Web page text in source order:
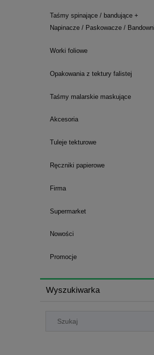
Taśmy spinające / bandujące +
Napinacze / Paskowacze /
Worki foliowe
Opakowania z tektury falistej
Taśmy malarskie maskujące
Akcesoria
Tuleje tekturowe
Ręczniki papierowe
Firma
Supermarket
Nowości
Promocje
Wyszukiwarka